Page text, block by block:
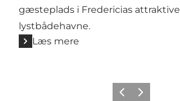
gæsteplads i Fredericias attraktive
lystbådehavne.
Læs mere
Forrige billede
Næste billede